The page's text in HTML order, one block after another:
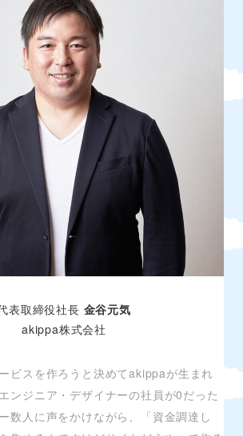
表取締役社長 金谷元気
akippa株式会社
ビスを作ろうと決めてakippaが生まれ
ンジニア・デザイナーの社員が0だった
数人に声をかけながら、「資金調達し